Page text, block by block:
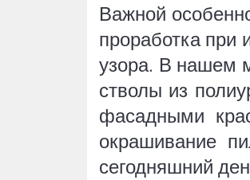
Важной
проработка при
узора. В нашем
стволы из
фасадными
окрашивание
сегодняшний